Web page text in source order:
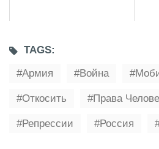
TAGS:
Армия
Война
Откосить Права
Репрессии Россия